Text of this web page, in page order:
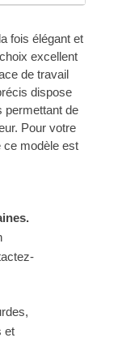
fois élégant et
excellent
de travail
dispose
permettant de
Pour votre
ce modèle est
et